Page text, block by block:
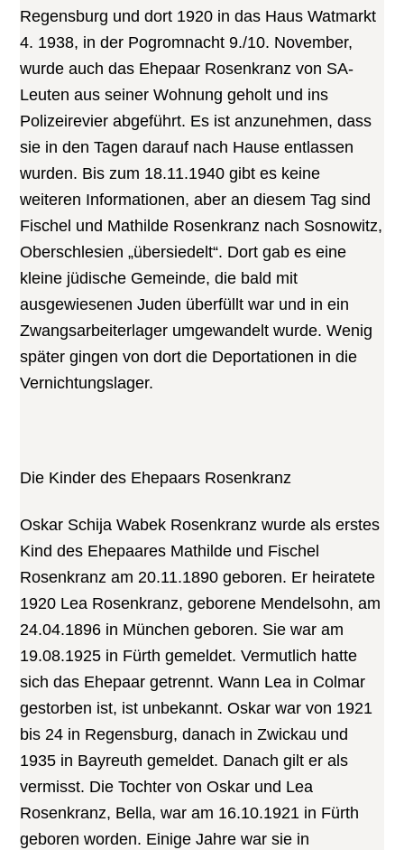
Regensburg und dort 1920 in das Haus Watmarkt
4. 1938, in der Pogromnacht 9./10. November,
wurde auch das Ehepaar Rosenkranz von SA-
Leuten aus seiner Wohnung geholt und ins
Polizeirevier abgeführt. Es ist anzunehmen, dass
sie in den Tagen darauf nach Hause entlassen
wurden. Bis zum 18.11.1940 gibt es keine
weiteren Informationen, aber an diesem Tag sind
Fischel und Mathilde Rosenkranz nach Sosnowitz,
Oberschlesien „übersiedelt“. Dort gab es eine
kleine jüdische Gemeinde, die bald mit
ausgewiesenen Juden überfüllt war und in ein
Zwangsarbeiterlager umgewandelt wurde. Wenig
später gingen von dort die Deportationen in die
Vernichtungslager.
Die Kinder des Ehepaars Rosenkranz
Oskar Schija Wabek Rosenkranz wurde als erstes
Kind des Ehepaares Mathilde und Fischel
Rosenkranz am 20.11.1890 geboren. Er heiratete
1920 Lea Rosenkranz, geborene Mendelsohn, am
24.04.1896 in München geboren. Sie war am
19.08.1925 in Fürth gemeldet. Vermutlich hatte
sich das Ehepaar getrennt. Wann Lea in Colmar
gestorben ist, ist unbekannt. Oskar war von 1921
bis 24 in Regensburg, danach in Zwickau und
1935 in Bayreuth gemeldet. Danach gilt er als
vermisst. Die Tochter von Oskar und Lea
Rosenkranz, Bella, war am 16.10.1921 in Fürth
geboren worden. Einige Jahre war sie in